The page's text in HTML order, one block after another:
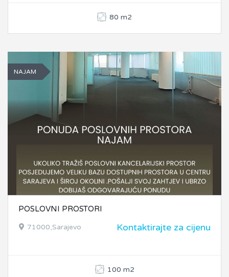
80 m2
NAJAM
POSLOVNI PROSTORI
71000,Sarajevo Kontaktirajte za cijenu
100 m2